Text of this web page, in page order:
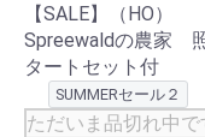
【SALE】（HO）
Spreewaldの農家
タートセット付
SUMMERセール２
ただいま品切れ中で